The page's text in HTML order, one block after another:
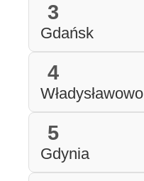
3
Gdańsk
4
Władysławowo
5
Gdynia